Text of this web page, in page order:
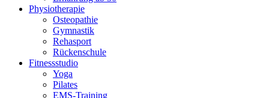
Physiotherapie
Osteopathie
Gymnastik
Rehasport
Rückenschule
Fitnessstudio
Yoga
Pilates
EMS-Training